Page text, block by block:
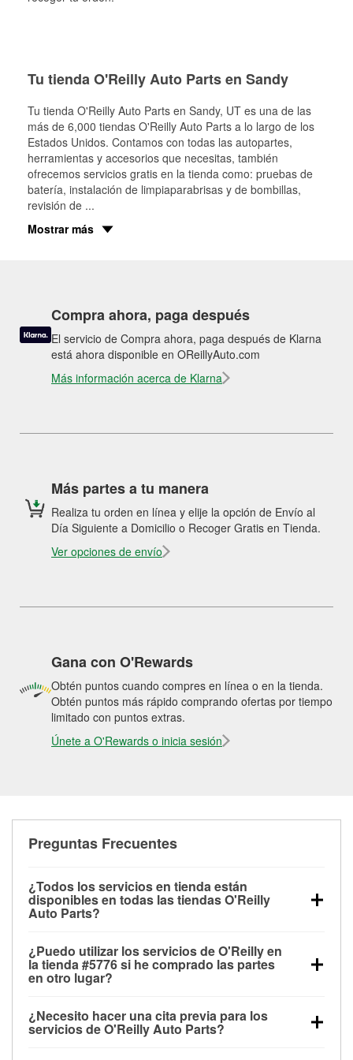
Tu tienda O'Reilly Auto Parts en Sandy
Tu tienda O'Reilly Auto Parts en Sandy, UT es una de las
más de 6,000 tiendas O'Reilly Auto Parts a lo largo de los
Estados Unidos. Contamos con todas las autopartes,
herramientas y accesorios que necesitas, también
ofrecemos servicios gratis en la tienda como: pruebas de
batería, instalación de limpiaparabrisas y de bombillas,
revisión de ...
Mostrar más
Compra ahora, paga después
El servicio de Compra ahora, paga después de Klarna
está ahora disponible en OReillyAuto.com
Más información acerca de Klarna
Más partes a tu manera
Realiza tu orden en línea y elije la opción de Envío al
Día Siguiente a Domicilio o Recoger Gratis en Tienda.
Ver opciones de envío
Gana con O'Rewards
Obtén puntos cuando compres en línea o en la tienda.
Obtén puntos más rápido comprando ofertas por tiempo
limitado con puntos extras.
Únete a O'Rewards o inicia sesión
Preguntas Frecuentes
¿Todos los servicios en tienda están
disponibles en todas las tiendas O'Reilly
Auto Parts?
las pruebas de batería, pruebas de alternador y
motor de arranque, revisión de la luz “Check Engine”
con O'Reilly VeriScan® e instalación de
limpiaparabrisas o bombillas, están disponibles en
todas las tiendas O'Reilly Auto Parts. La tienda
¿Puedo utilizar los servicios de O'Reilly en
la tienda #5776 si he comprado las partes
en otro lugar?
de O'Reilly Auto Parts que estén disponibles en la
tienda #5776 de Sandy, UT aunque hayas comprado
¿Necesito hacer una cita previa para los
servicios de O'Reilly Auto Parts?